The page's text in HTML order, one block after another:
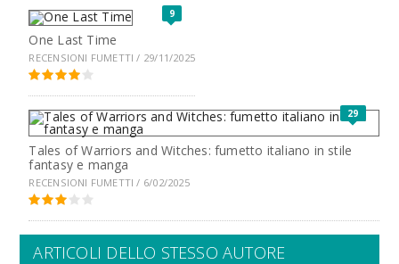
9
One Last Time
RECENSIONI FUMETTI / 29/11/2025
29
Tales of Warriors and Witches: fumetto italiano in stile
fantasy e manga
RECENSIONI FUMETTI / 6/02/2025
ARTICOLI DELLO STESSO AUTORE